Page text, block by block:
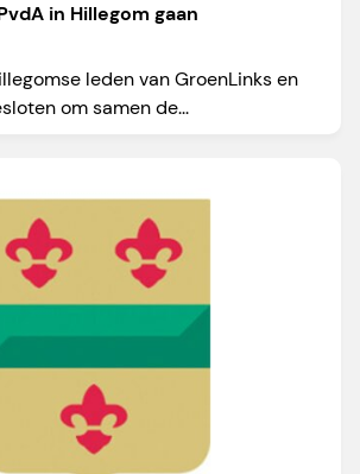
in Hillegom gaan
leden van GroenLinks en
om samen de...